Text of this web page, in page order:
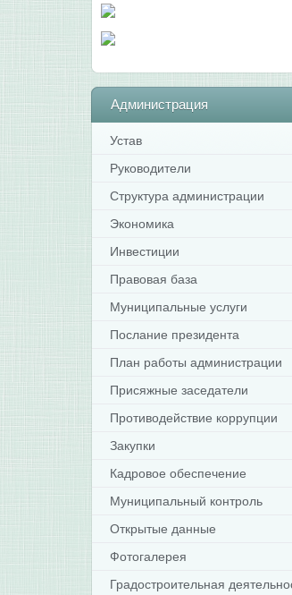
Администрация
Устав
Руководители
Структура администрации
Экономика
Инвестиции
Правовая база
Муниципальные услуги
Послание президента
План работы администрации
Присяжные заседатели
Противодействие коррупции
Закупки
Кадровое обеспечение
Муниципальный контроль
Открытые данные
Фотогалерея
Градостроительная